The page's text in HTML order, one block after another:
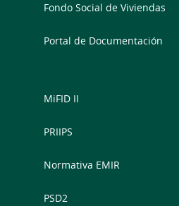
Fondo Social de Viviendas
Portal de Documentación
MiFID II
PRIIPS
Normativa EMIR
PSD2